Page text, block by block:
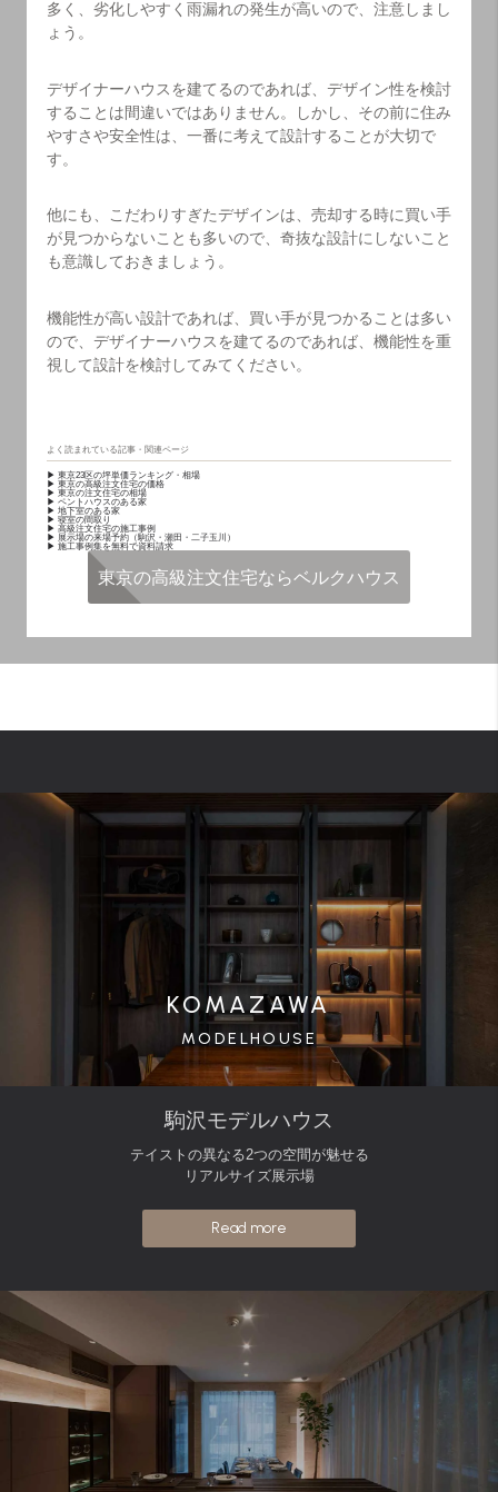
多く、劣化しやすく雨漏れの発生が高いので、注意しまし
ょう。
デザイナーハウスを建てるのであれば、デザイン性を検討
することは間違いではありません。しかし、その前に住み
やすさや安全性は、一番に考えて設計することが大切で
す。
他にも、こだわりすぎたデザインは、売却する時に買い手
が見つからないことも多いので、奇抜な設計にしないこと
も意識しておきましょう。
機能性が高い設計であれば、買い手が見つかることは多い
ので、デザイナーハウスを建てるのであれば、機能性を重
視して設計を検討してみてください。
よく読まれている記事・関連ページ
▶ 東京23区の坪単価ランキング・相場
▶ 東京の高級注文住宅の価格
▶ 東京の注文住宅の相場
▶ ペントハウスのある家
▶ 地下室のある家
▶ 寝室の間取り
▶ 高級注文住宅の施工事例
▶ 展示場の来場予約（駒沢・瀬田・二子玉川）
▶ 施工事例集を無料で資料請求
東京の高級注文住宅ならベルクハウス
KOMAZAWA
MODELHOUSE
駒沢モデルハウス
テイストの異なる2つの空間が魅せる
リアルサイズ展示場
Read more